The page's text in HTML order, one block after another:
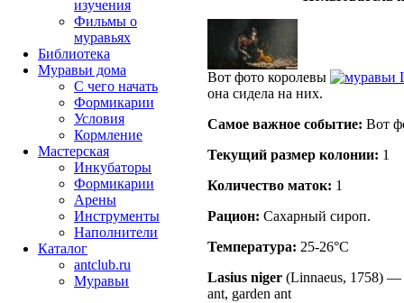
Вот фото королевы
она сидела на них.
Самое важное событие: Вот
Текущий размер кoлонии: 1
Количество маток: 1
Рацион: Сахарный сироп.
Температура: 25-26°C
Lasius niger (Linnaeus, 1758) —
ant, garden ant
изучения
Фильмы о
муравьях
Библиотека
Муравьи дома
С чего начать
Формикарии
Условия
Кормление
Мастерская
Инкубаторы
Формикарии
Арены
Инструменты
Наполнители
Каталог
antclub.ru
Муравьи